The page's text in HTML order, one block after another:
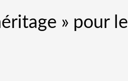
» pour le